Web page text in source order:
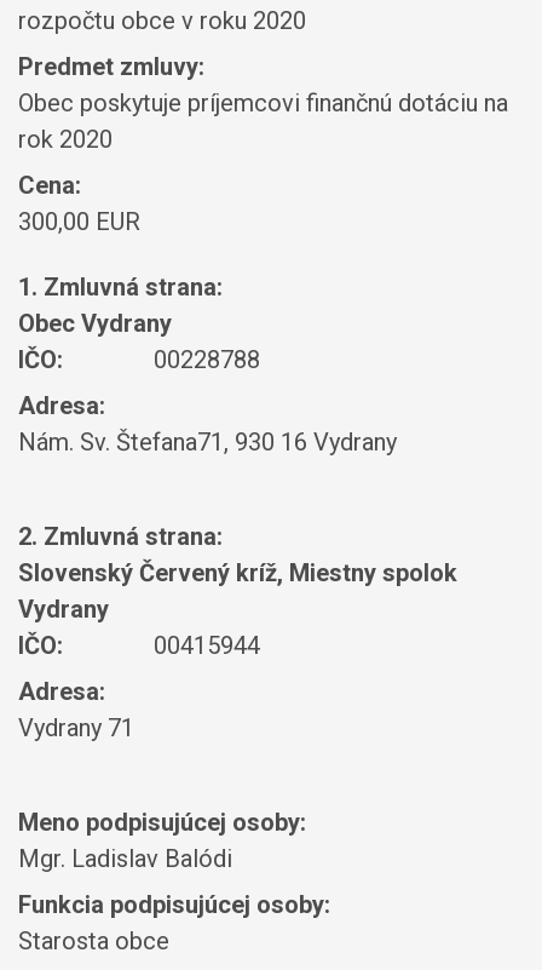
rozpočtu obce v roku 2020
Predmet zmluvy:
Obec poskytuje príjemcovi finančnú dotáciu na
rok 2020
Cena:
300,00 EUR
1. Zmluvná strana:
Obec Vydrany
IČO:
00228788
Adresa:
Nám. Sv. Štefana71, 930 16 Vydrany
2. Zmluvná strana:
Slovenský Červený kríž, Miestny spolok
Vydrany
IČO:
00415944
Adresa:
Vydrany 71
Meno podpisujúcej osoby:
Mgr. Ladislav Balódi
Funkcia podpisujúcej osoby:
Starosta obce